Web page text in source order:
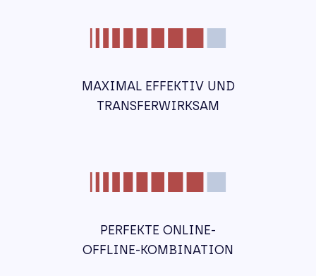
MAXIMAL EFFEKTIV UND
TRANSFERWIRKSAM
PERFEKTE ONLINE-
OFFLINE-KOMBINATION